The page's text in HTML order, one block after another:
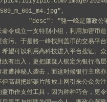
命令成立一支特别小组，利用加密币
贪污。于是骆一峰找到盖币的交易平
希望可以利用高科技进入平台搜证。
政有出入，更把嫌疑人锁定为银行高
者遭神秘人袭击，而这时候银行主席
但高调把绑架片段放上网引来公众关
盖币作支付工具，因为种种巧合，更